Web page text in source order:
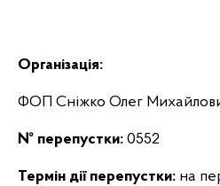
Організація:
ФОП Сніжко Олег
№ перепустки: 0552
Термін дії перепустки: на